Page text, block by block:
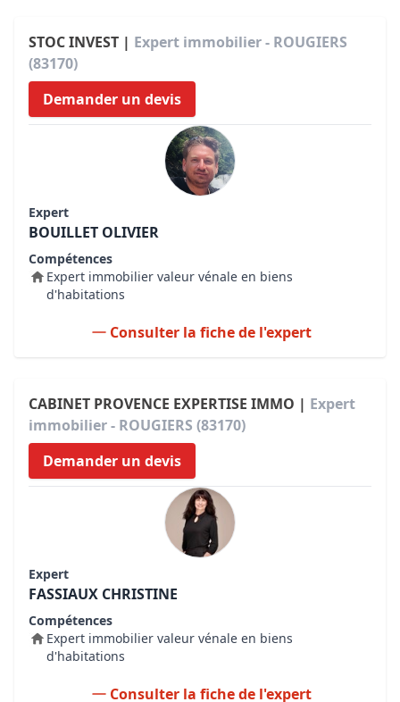
STOC INVEST | Expert immobilier - ROUGIERS
(83170)
Demander un devis
Expert
BOUILLET OLIVIER
Compétences
Expert immobilier valeur vénale en biens
d'habitations
Consulter la fiche de l'expert
CABINET PROVENCE EXPERTISE IMMO | Expert
immobilier - ROUGIERS (83170)
Demander un devis
Expert
FASSIAUX CHRISTINE
Compétences
Expert immobilier valeur vénale en biens
d'habitations
Consulter la fiche de l'expert